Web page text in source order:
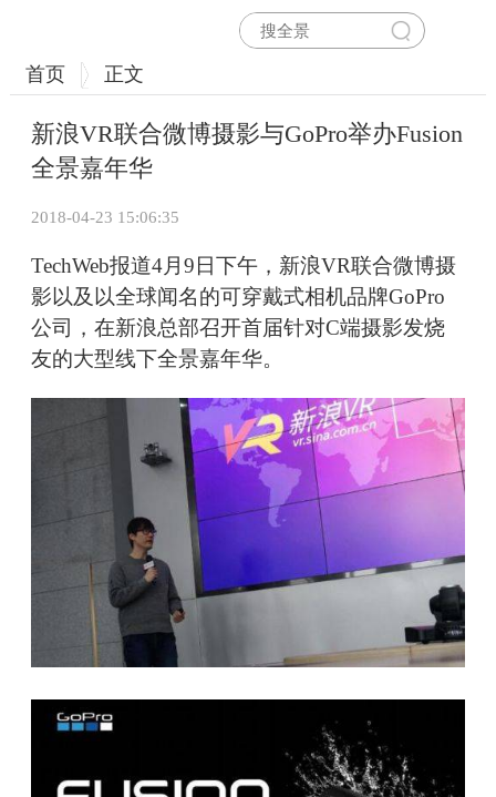
首页 正文
新浪VR联合微博摄影与GoPro举办Fusion
全景嘉年华
2018-04-23 15:06:35
TechWeb报道4月9日下午，新浪VR联合微博摄
影以及以全球闻名的可穿戴式相机品牌GoPro
公司，在新浪总部召开首届针对C端摄影发烧
友的大型线下全景嘉年华。